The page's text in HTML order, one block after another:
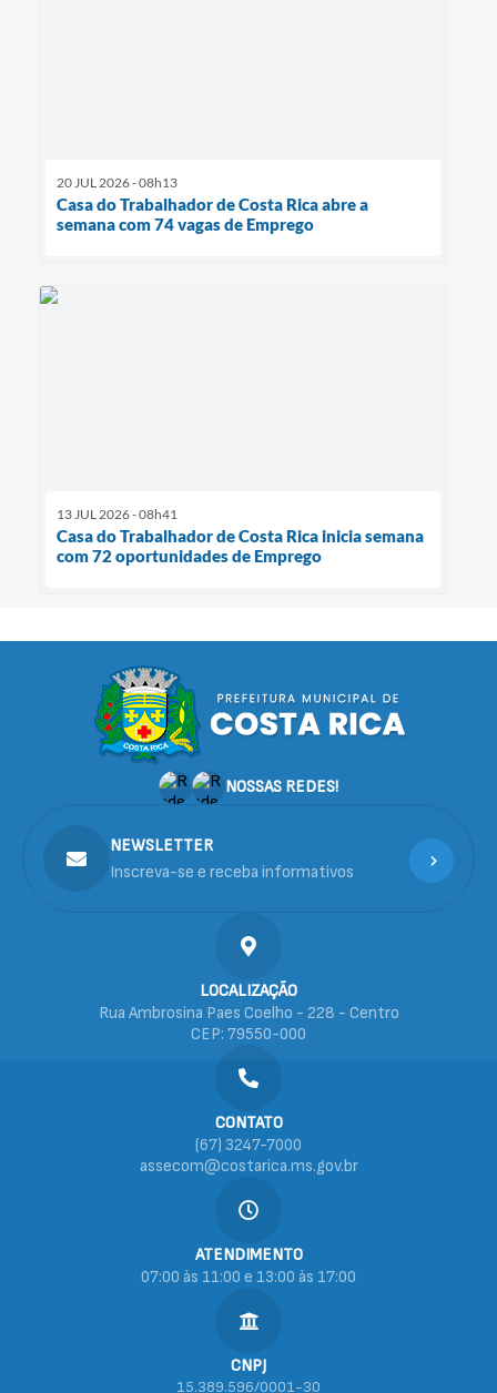
20 JUL 2026 - 08h13
Casa do Trabalhador de Costa Rica abre a
semana com 74 vagas de Emprego
13 JUL 2026 - 08h41
Casa do Trabalhador de Costa Rica inicia semana
com 72 oportunidades de Emprego
NOSSAS REDES!
LOCALIZAÇÃO
Rua Ambrosina Paes Coelho - 228 - Centro
CEP: 79550-000
CONTATO
(67) 3247-7000
assecom@costarica.ms.gov.br
ATENDIMENTO
07:00 às 11:00 e 13:00 às 17:00
CNPJ
15.389.596/0001-30
NEWSLETTER
Inscreva-se e receba informativos